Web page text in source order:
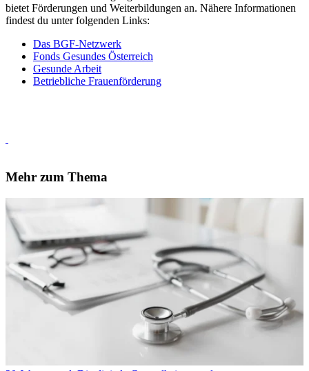
bietet Förderungen und Weiterbildungen an. Nähere Informationen
findest du unter folgenden Links:
Das BGF-Netzwerk
Fonds Gesundes Österreich
Gesunde Arbeit
Betriebliche Frauenförderung
Mehr zum Thema